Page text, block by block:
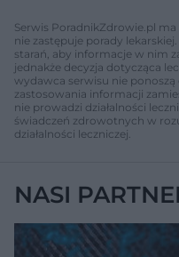
Serwis PoradnikZdrowie.pl
nie zastępuje porady
starań, aby informacje w nim
jednakże decyzja dotycząca
wydawca serwisu nie
zastosowania informacji
nie prowadzi działalności
świadczeń zdrowotnych w
działalności leczniczej.
NASI